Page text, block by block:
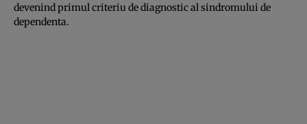
devenind primul criteriu de diagnostic al sindromului de
dependenta.